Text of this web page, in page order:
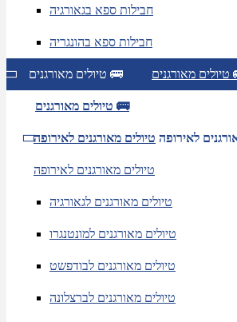
חבילות ספא בגאורגיה
חבילות ספא בהונגריה
טיולים מאורגנים 🚌 🚌
טיולים מאורגנים 🚌
לאירופה טיולים מאורגנים לאירופה
טיולים מאורגנים לאירופה
טיולים מאורגנים לגאורגיה
טיולים מאורגנים למונטנגרו
טיולים מאורגנים לבודפשט
טיולים מאורגנים לברצלונה